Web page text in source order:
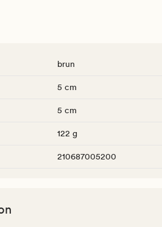
brun
5 cm
5 cm
122 g
210687005200